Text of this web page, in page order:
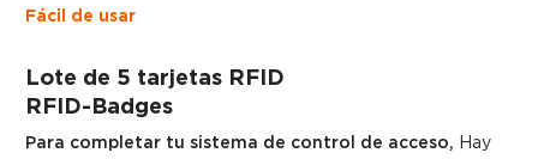
Fácil de usar
Lote de 5 tarjetas RFID
RFID-Badges
Para completar tu sistema de control de acceso, Hay